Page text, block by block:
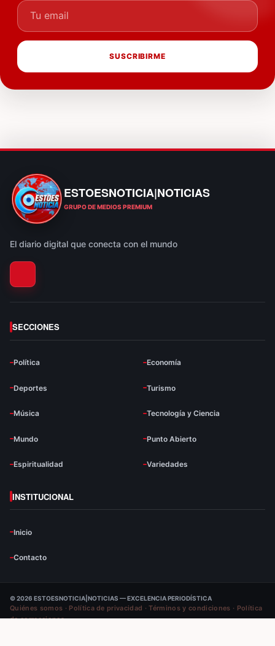
Tu email
SUSCRIBIRME
ESTOESNOTICIA|NOTICIAS
ESTOESNOTICIA|NOTICIAS
GRUPO DE MEDIOS PREMIUM
El diario digital que conecta con el mundo
SECCIONES
Política Economía
Deportes Turismo
Música Tecnología y Ciencia
Mundo Punto Abierto
Espiritualidad Variedades
INSTITUCIONAL
Inicio
Contacto
© 2026 ESTOESNOTICIA|NOTICIAS — EXCELENCIA PERIODÍSTICA
Quiénes somos · Política de privacidad ·Términos y condiciones · Política
de correcciones